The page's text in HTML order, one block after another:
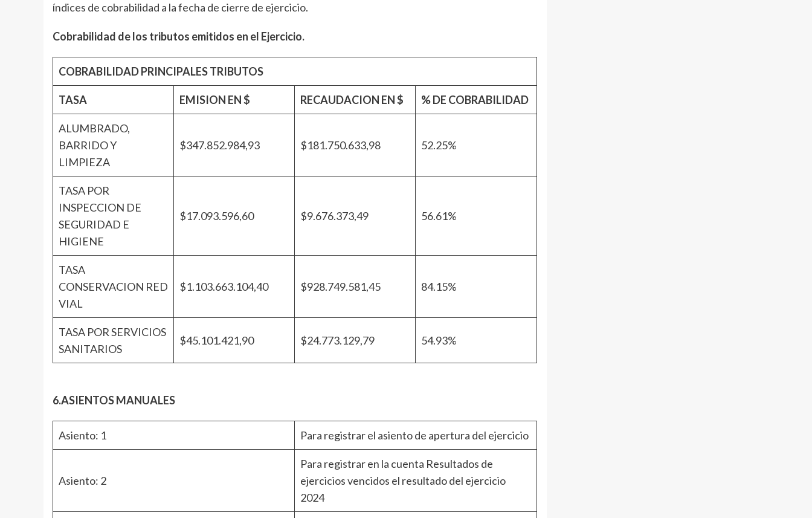
índices de cobrabilidad a la fecha de cierre de ejercicio.
Cobrabilidad de los tributos emitidos en el Ejercicio.
COBRABILIDAD PRINCIPALES TRIBUTOS
TASA EMISION EN $ RECAUDACION EN $ % DE COBRABILIDAD
ALUMBRADO,
BARRIDO Y
LIMPIEZA
$347.852.984,93 $181.750.633,98 52.25%
TASA POR
INSPECCION DE
SEGURIDAD E
HIGIENE
$17.093.596,60 $9.676.373,49 56.61%
TASA
CONSERVACION RED
VIAL
$1.103.663.104,40 $928.749.581,45 84.15%
TASA POR SERVICIOS
SANITARIOS
$45.101.421,90 $24.773.129,79 54.93%
6.ASIENTOS MANUALES
Asiento: 1 Para registrar el asiento de apertura del ejercicio
Asiento: 2
Para registrar en la cuenta Resultados de
ejercicios vencidos el resultado del ejercicio
2024